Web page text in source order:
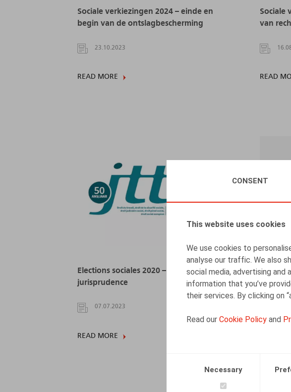
CONSENT
This website uses cookies
We use cookies to
analyse our traffic. We also
social media, advertising
information that you’ve
their services. By clicking on
Read our Cookie Policy and
Necessary
Sociale verkiezingen 2024 – einde en
begin van de ontslagbescherming
23.10.2023
READ MORE
Sociale
van
READ
Elections sociales 2020 – Chronique de
jurisprudence
07.07.2023
READ MORE
Loi du
pour